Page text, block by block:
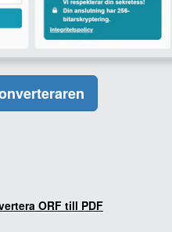
ORF till PDF